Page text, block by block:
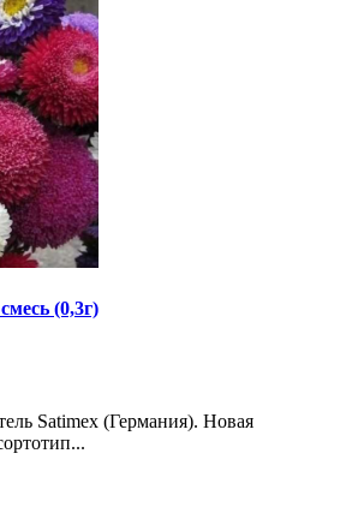
(0,3г)
Satimex (Германия). Новая